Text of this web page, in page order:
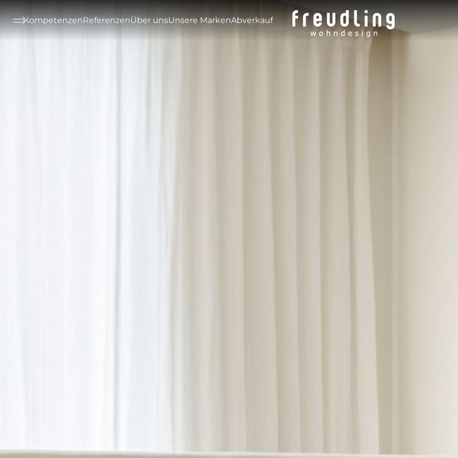
KompetenzenReferenzenÜber unsUnsere MarkenAbverkauf